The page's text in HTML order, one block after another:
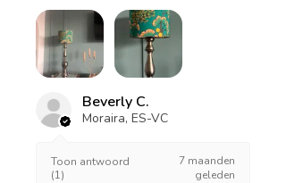
Beverly C.
Moraira, ES-VC
Toon antwoord
(1)
7 maanden
geleden